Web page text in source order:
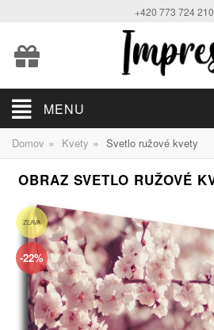
+420 773 724 210
MENU
Domov » Kvety » Svetlo ružové kvety
OBRAZ SVETLO RUŽOVÉ
ZĽAVA
-22%